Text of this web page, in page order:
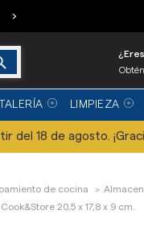
›
LIMPIEZA
del 18 de agosto.
de cocina
20,5 x 17,8 x 9 cm.